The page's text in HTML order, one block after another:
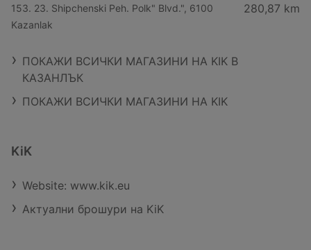
153. 23. Shipchenski Peh. Polk" Blvd.", 6100
Kazanlak
280,87 km
ПОКАЖИ ВСИЧКИ МАГАЗИНИ НА KIK В
КАЗАНЛЪК
ПОКАЖИ ВСИЧКИ МАГАЗИНИ НА KIK
KiK
Website: www.kik.eu
Актуални брошури на KiK